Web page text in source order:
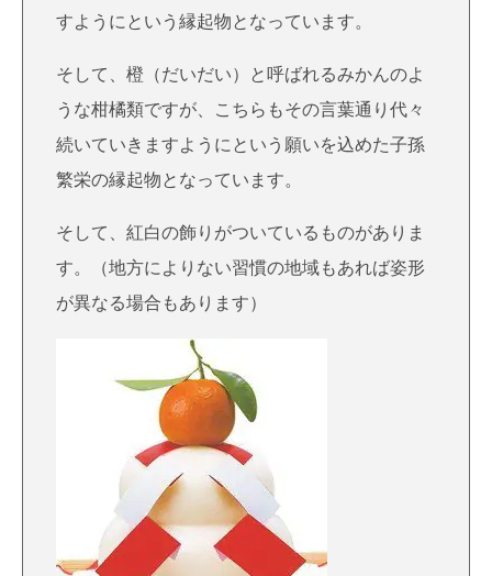
すようにという縁起物となっています。
そして、橙（だいだい）と呼ばれるみかんのよ
うな柑橘類ですが、こちらもその言葉通り代々
続いていきますようにという願いを込めた子孫
繁栄の縁起物となっています。
そして、紅白の飾りがついているものがありま
す。（地方によりない習慣の地域もあれば姿形
が異なる場合もあります）